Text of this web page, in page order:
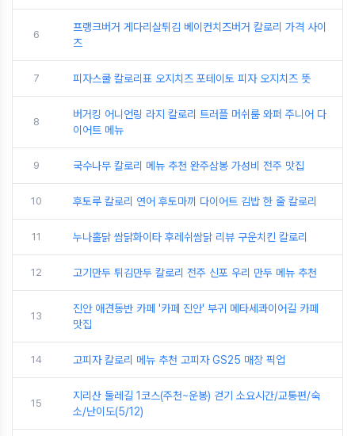
6
프랭크버거 게다리살튀김 베이컨치즈버거 칼로리 가격 사이
즈
7 피자스쿨 칼로리표 오지치즈 포테이토 피자 오지치즈 뜻
8
버거킹 어니언링 라지 칼로리 트러플 머쉬룸 와퍼 주니어 다
이어트 메뉴
9 국수나무 칼로리 메뉴 추천 완주삼봉 가성비 전주 맛집
10 후토루 칼로리 연어 후토마끼 다이어트 김밥 한 줄 칼로리
11 누나홀닭 쌈닭화이타 후레쉬쌈닭 리뷰 구운치킨 칼로리
12 고기만두 튀김만두 칼로리 전주 신포 우리 만두 메뉴 추천
13
진안 애견동반 카페 '카페 진안' 부귀 메타세콰이어길 카페
맛집
14 고피자 칼로리 메뉴 추천 고피자 GS25 매장 픽업
15
지리산 둘레길 1코스(주천~운봉) 걷기 소요시간/교통편/숙
소/난이도(5/12)